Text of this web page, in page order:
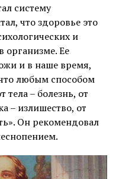
систему
что здоровье это
и
организме. Ее
и в наше время,
любым способом
тела – болезнь, от
– излишество, от
Он рекомендовал